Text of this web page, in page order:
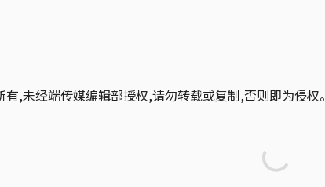
有,未经端传媒编辑部授权,请勿转载或复制,否则即为侵权。